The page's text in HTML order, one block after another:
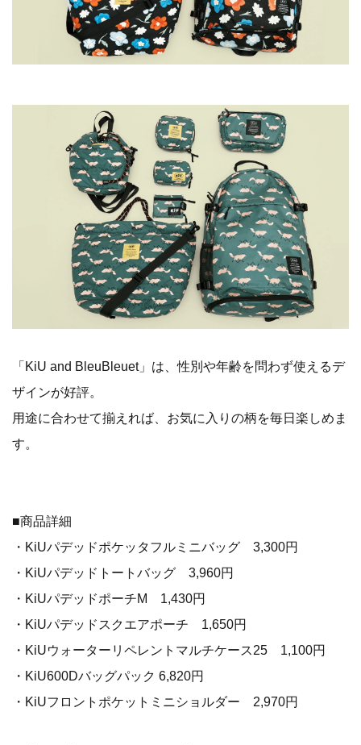
「KiU and BleuBleuet」は、性別や年齢を問わず使えるデ
ザインが好評。
用途に合わせて揃えれば、お気に入りの柄を毎日楽しめま
す。
■商品詳細
・KiUパデッドポケッタフルミニバッグ 3,300円
・KiUパデッドトートバッグ 3,960円
・KiUパデッドポーチM 1,430円
・KiUパデッドスクエアポーチ 1,650円
・KiUウォーターリペレントマルチケース25 1,100円
・KiU600Dバッグパック 6,820円
・KiUフロントポケットミニショルダー 2,970円